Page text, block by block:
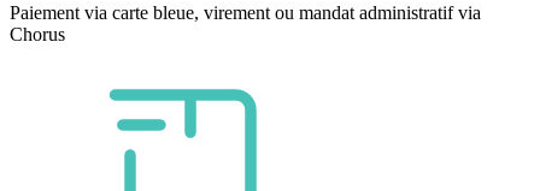
Paiement via carte bleue, virement ou mandat administratif via
Chorus